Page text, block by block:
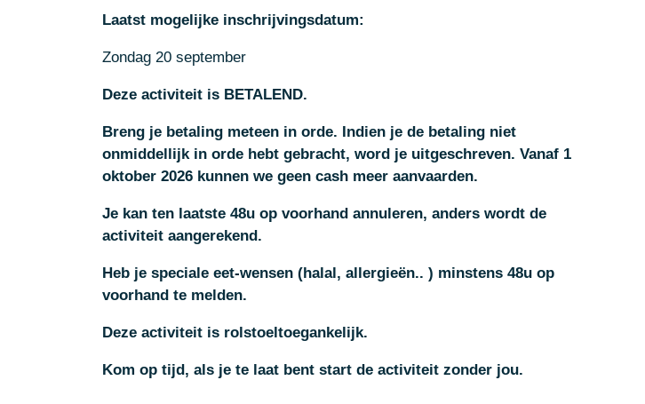
Laatst mogelijke inschrijvingsdatum:
Zondag 20 september
Deze activiteit is BETALEND.
Breng je betaling meteen in orde. Indien je de betaling niet
onmiddellijk in orde hebt gebracht, word je uitgeschreven. Vanaf 1
oktober 2026 kunnen we geen cash meer aanvaarden.
Je kan ten laatste 48u op voorhand annuleren, anders wordt de
activiteit aangerekend.
Heb je speciale eet-wensen (halal, allergieën.. ) minstens 48u op
voorhand te melden.
Deze activiteit is rolstoeltoegankelijk.
Kom op tijd, als je te laat bent start de activiteit zonder jou.